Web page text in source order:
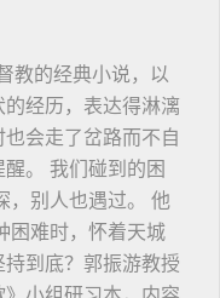
教的经典小说，以
经历，表达得淋漓
会走了岔路而不自
。 我们碰到的困
，别人也遇过。 他
困难时，怀着天城
到底？郭振游教授